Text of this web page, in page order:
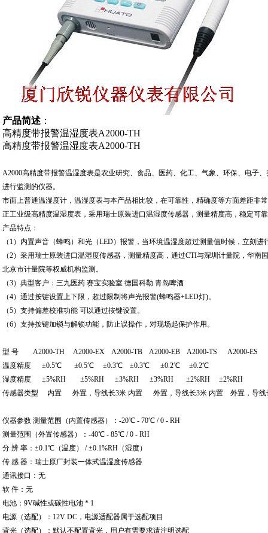
产品简述 ：
高精度带报警温湿度表A2000-TH
高精度带报警温湿度表A2000-TH
A2000高精度带报警温湿度表是农业研究、食品、医药、化工、气象、环保、电子
进行监测的仪器。
市面上普通温湿度计，温湿度表与本产品相比较，在可靠性，精确度等方面差距非
正工业级高精度温湿度表，采用瑞士原装进口温湿度传感器，测量精度高，稳定可
产品特点：
（1）内置声音（蜂鸣）和光（LED）报警，当环境温湿度超过测量值时候，立刻进
（2）采用瑞士原装进口温湿度传感器，测量精度高，通过CTI与深圳计量院，华南
北京市计量院等权威机构监测。
（3）典型客户：三九医药 赛宝实验室 德国科勒 青岛啤酒
（4）通过按键设置上下限，超过限制将声光报警(蜂鸣器+LED灯)。
（5）支持偏差校准功能 可以通过按键设置。
（6）支持按键加锁与解锁功能，防止误操作，对现场起保护作用。
型 号 A2000-TH A2000-EX A2000-TB A2000-EB A2000-TS A2000-ES
温度精度 ±0.5℃ ±0.5℃ ±0.3℃ ±0.3℃ ±0.2℃ ±0.2℃
湿度精度 ±5%RH ±5%RH ±3%RH ±3%RH ±2%RH ±2%RH
传感器类型 内置 外置，导线长3米 内置 外置，导线长3米 内置 外置，导线
仪器参数 测量范围（内置传感器）：-20℃ - 70℃ / 0 - RH
测量范围（外置传感器）：-40℃ - 85℃ / 0 - RH
分 辨 率：±0.1℃（温度） / ±0.1%RH（湿度）
传 感 器：瑞士原厂封装一体式温湿度传感器
通讯接口：无
软 件：无
电池：9V碱性或碳性电池 * 1
电源（选配）：12V DC，电源适配器属于选配项目
背光（选配）：默认不配置背光，用户有需要求请注明选配